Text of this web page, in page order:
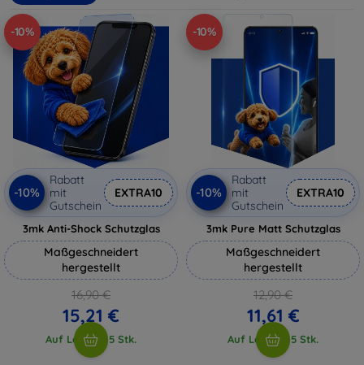
-10%
-10%
Rabatt
mit
Gutschein
EXTRA10
3mk Anti-Shock Schutzglas
Maßgeschneidert
hergestellt
16,90 €
15,21 €
Auf Lager > 5 Stk.
-10%
-10%
Rabatt
mit
Gutschein
EXTRA10
3mk Pure Matt Schutzglas
Maßgeschneidert
hergestellt
12,90 €
11,61 €
Auf Lager > 5 Stk.